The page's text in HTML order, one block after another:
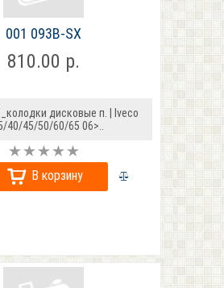
001 093B-SX
810.00 р.
дисковые п. | Iveco
40/45/50/60/65 06>..
В корзину